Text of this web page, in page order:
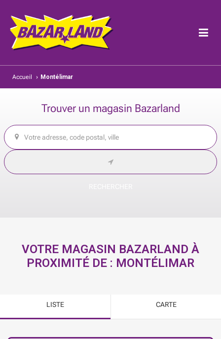
Accueil › Montélimar
Trouver un magasin Bazarland
VOTRE MAGASIN BAZARLAND À
PROXIMITÉ DE : MONTÉLIMAR
LISTE CARTE